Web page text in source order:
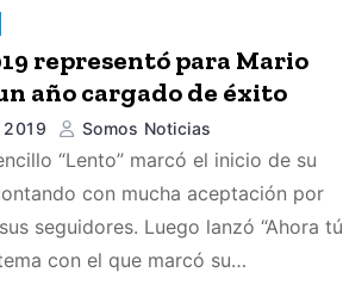
representó para Mario
año cargado de éxito
2019 Somos Noticias
“Lento” marcó el inicio de su
con mucha aceptación por
seguidores. Luego lanzó “Ahora tú
con el que marcó su…